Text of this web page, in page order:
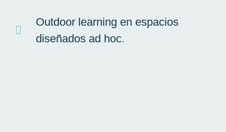
Outdoor learning en espacios
diseñados ad hoc.